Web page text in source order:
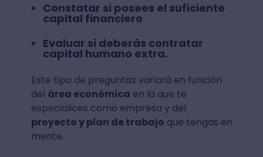
Constatar si posees el suficiente
capital financiero
Evaluar si deberás contratar
capital humano extra.
Este tipo de preguntas variará en función
del área económica en la que te
especialices como empresa y del
proyecto y plan de trabajo que tengas en
mente.